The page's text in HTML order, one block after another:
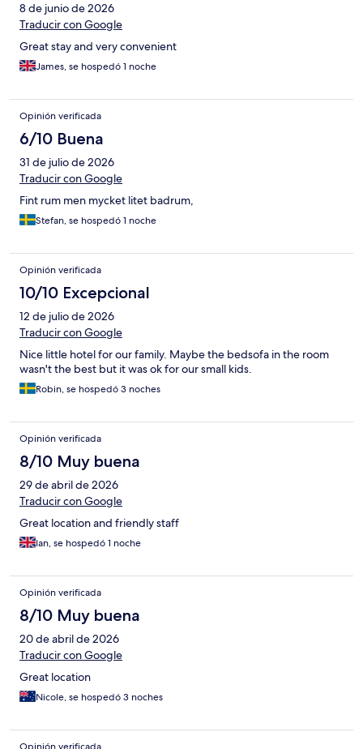
8 de junio de 2026
Traducir con Google
Great stay and very convenient
James, se hospedó 1 noche
Opinión verificada
6/10 Buena
31 de julio de 2026
Traducir con Google
Fint rum men mycket litet badrum,
Stefan, se hospedó 1 noche
Opinión verificada
10/10 Excepcional
12 de julio de 2026
Traducir con Google
Nice little hotel for our family. Maybe the bedsofa in the room
wasn't the best but it was ok for our small kids.
Robin, se hospedó 3 noches
Opinión verificada
8/10 Muy buena
29 de abril de 2026
Traducir con Google
Great location and friendly staff
Ian, se hospedó 1 noche
Opinión verificada
8/10 Muy buena
20 de abril de 2026
Traducir con Google
Great location
Nicole, se hospedó 3 noches